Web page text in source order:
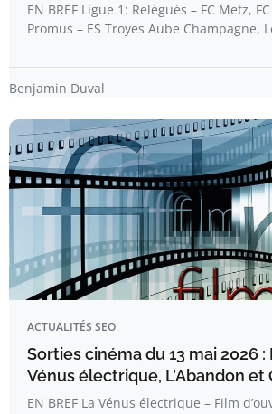
EN BREF Ligue 1: Relégués – FC Metz,
Promus – ES Troyes Aube Champagne,
Benjamin Duval
ACTUALITÉS SEO
Sorties cinéma du 13 mai 2026
Vénus électrique, L’Abandon et
EN BREF La Vénus électrique – Film